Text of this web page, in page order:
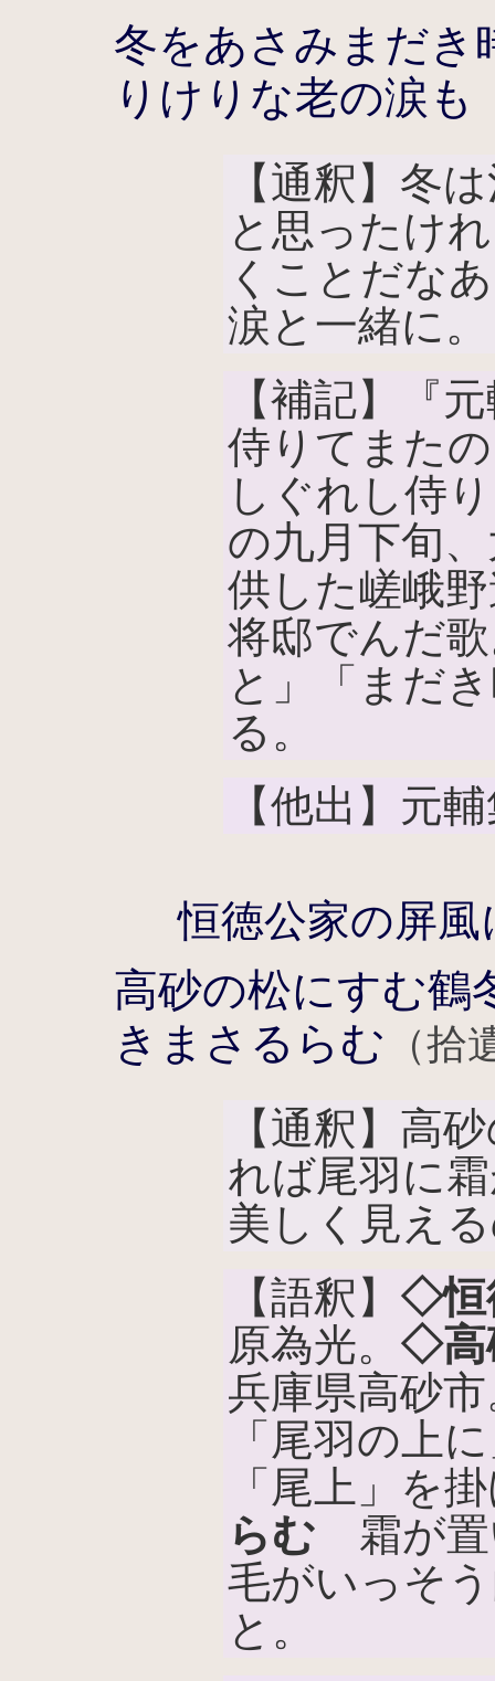
冬をあさみまだき
りけりな老の涙も
【通釈】冬
と思ったけ
くことだな
涙と一緒に。
【補記】『
侍りてまた
しぐれし侍
の九月下旬
供した嵯峨
将邸でんだ
と」「まだ
る。
【他出】元
恒徳公家の屏風
高砂の松にすむ鶴
きまさるらむ （拾
【通釈】高
れば尾羽に
美しく見え
【語釈】 ◇恒
原為光。 ◇高
兵庫県高砂
「尾羽の上
「尾上」を
らむ 霜が置
毛がいっそ
と。